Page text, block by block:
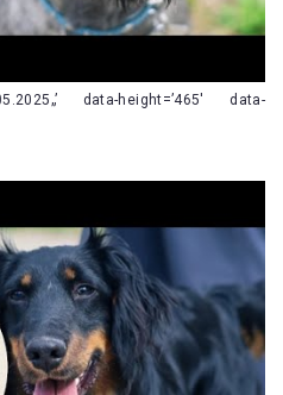
data-height=’465′ data-